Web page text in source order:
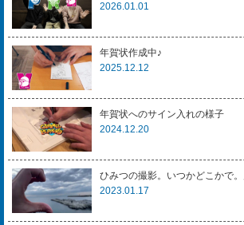
2026.01.01
年賀状作成中♪
2025.12.12
年賀状へのサイン入れの様子
2024.12.20
ひみつの撮影。いつかどこかで
2023.01.17